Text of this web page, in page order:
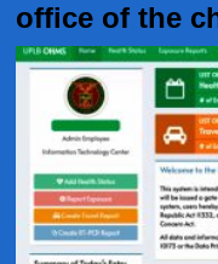
office of the